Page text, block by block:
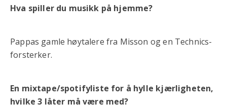
Hva spiller du musikk på hjemme?
Pappas gamle høytalere fra Misson og en Technics-
forsterker.
En mixtape/spotifyliste for å hylle kjærligheten,
hvilke 3 låter må være med?